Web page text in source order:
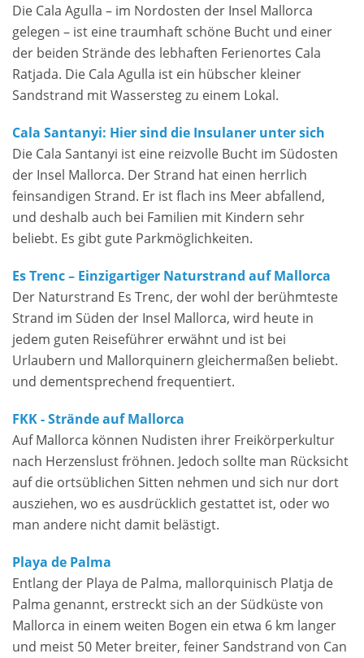
Die Cala Agulla – im Nordosten der Insel Mallorca
gelegen – ist eine traumhaft schöne Bucht und einer
der beiden Strände des lebhaften Ferienortes Cala
Ratjada. Die Cala Agulla ist ein hübscher kleiner
Sandstrand mit Wassersteg zu einem Lokal.
Cala Santanyi: Hier sind die Insulaner unter sich
Die Cala Santanyi ist eine reizvolle Bucht im Südosten
der Insel Mallorca. Der Strand hat einen herrlich
feinsandigen Strand. Er ist flach ins Meer abfallend,
und deshalb auch bei Familien mit Kindern sehr
beliebt. Es gibt gute Parkmöglichkeiten.
Es Trenc – Einzigartiger Naturstrand auf Mallorca
Der Naturstrand Es Trenc, der wohl der berühmteste
Strand im Süden der Insel Mallorca, wird heute in
jedem guten Reiseführer erwähnt und ist bei
Urlaubern und Mallorquinern gleichermaßen beliebt.
und dementsprechend frequentiert.
FKK - Strände auf Mallorca
Auf Mallorca können Nudisten ihrer Freikörperkultur
nach Herzenslust fröhnen. Jedoch sollte man Rücksicht
auf die ortsüblichen Sitten nehmen und sich nur dort
ausziehen, wo es ausdrücklich gestattet ist, oder wo
man andere nicht damit belästigt.
Playa de Palma
Entlang der Playa de Palma, mallorquinisch Platja de
Palma genannt, erstreckt sich an der Südküste von
Mallorca in einem weiten Bogen ein etwa 6 km langer
und meist 50 Meter breiter, feiner Sandstrand von Can